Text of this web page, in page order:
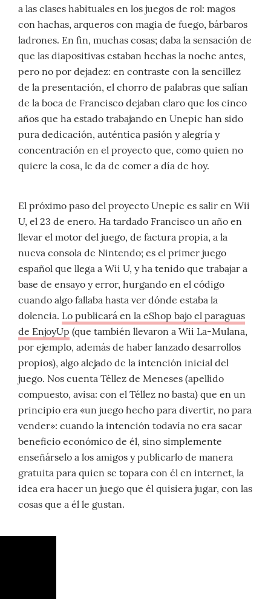
a las clases habituales en los juegos de rol: magos
con hachas, arqueros con magia de fuego, bárbaros
ladrones. En fin, muchas cosas; daba la sensación de
que las diapositivas estaban hechas la noche antes,
pero no por dejadez: en contraste con la sencillez
de la presentación, el chorro de palabras que salían
de la boca de Francisco dejaban claro que los cinco
años que ha estado trabajando en Unepic han sido
pura dedicación, auténtica pasión y alegría y
concentración en el proyecto que, como quien no
quiere la cosa, le da de comer a día de hoy.
El próximo paso del proyecto Unepic es salir en Wii
U, el 23 de enero. Ha tardado Francisco un año en
llevar el motor del juego, de factura propia, a la
nueva consola de Nintendo; es el primer juego
español que llega a Wii U, y ha tenido que trabajar a
base de ensayo y error, hurgando en el código
cuando algo fallaba hasta ver dónde estaba la
dolencia. Lo publicará en la eShop bajo el paraguas
de EnjoyUp (que también llevaron a Wii La-Mulana,
por ejemplo, además de haber lanzado desarrollos
propios), algo alejado de la intención inicial del
juego. Nos cuenta Téllez de Meneses (apellido
compuesto, avisa: con el Téllez no basta) que en un
principio era «un juego hecho para divertir, no para
vender»: cuando la intención todavía no era sacar
beneficio económico de él, sino simplemente
enseñárselo a los amigos y publicarlo de manera
gratuita para quien se topara con él en internet, la
idea era hacer un juego que él quisiera jugar, con las
cosas que a él le gustan.